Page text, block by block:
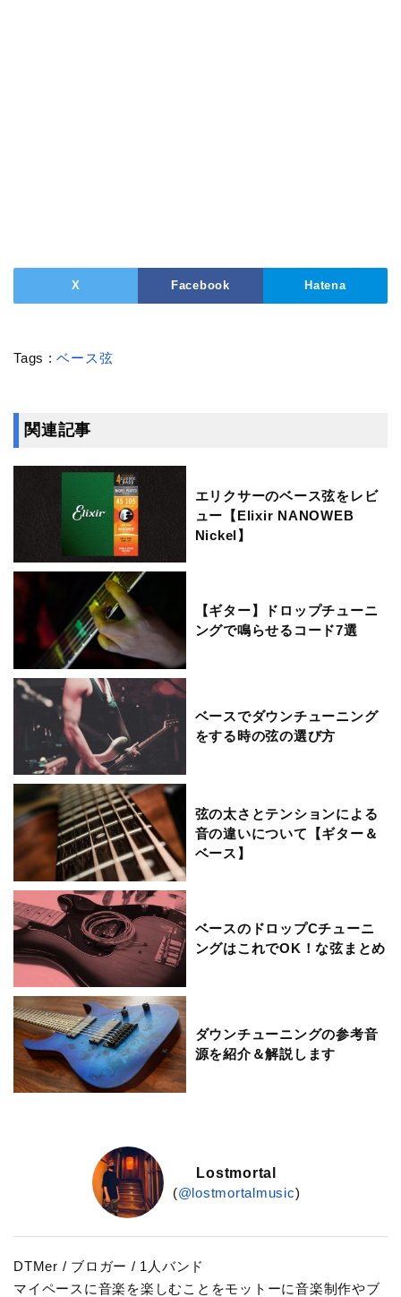
X Facebook Hatena
Tags :ベース弦
関連記事
エリクサーのベース弦をレビ
ュー【Elixir NANOWEB
Nickel】
【ギター】ドロップチューニ
ングで鳴らせるコード7選
ベースでダウンチューニング
をする時の弦の選び方
弦の太さとテンションによる
音の違いについて【ギター＆
ベース】
ベースのドロップCチューニ
ングはこれでOK！な弦まとめ
ダウンチューニングの参考音
源を紹介＆解説します
Lostmortal
(@lostmortalmusic)
DTMer / ブロガー / 1人バンド
マイペースに音楽を楽しむことをモットーに音楽制作やブ